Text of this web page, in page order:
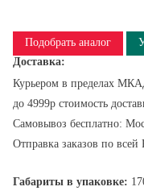
Подобрать аналог
Доставка:
Курьером в пределах
до 4999р стоимость
Самовывоз бесплатно:
Отправка заказов по всей
Габариты в упаковке: